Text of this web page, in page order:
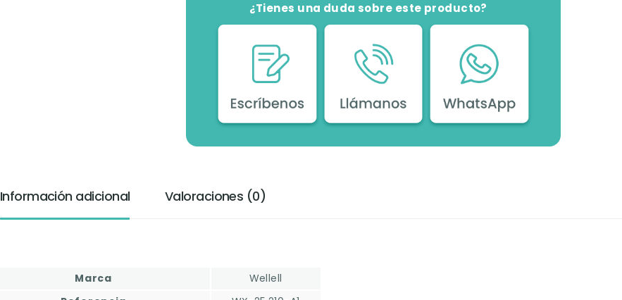
¿Tienes una duda sobre este producto?
Información adicional Valoraciones (0)
Marca
Wellell